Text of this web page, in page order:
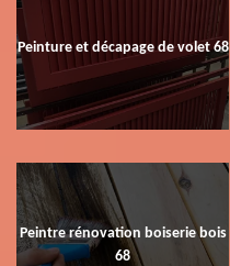
Peinture et décapage de volet 68
Peintre rénovation boiserie bois
68